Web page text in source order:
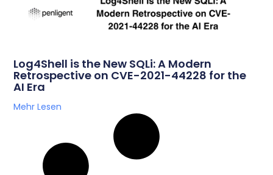
Log4Shell is the New SQLi: A Modern
Retrospective on CVE-2021-44228 for the
AI Era
Mehr Lesen